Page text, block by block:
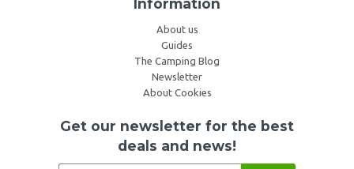
Information
About us
Guides
The Camping Blog
Newsletter
About Cookies
Get our newsletter for the best
deals and news!